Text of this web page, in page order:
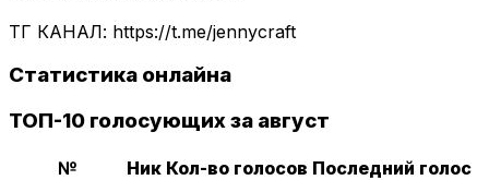
ТГ КАНАЛ: https://t.me/jennycraft
Статистика онлайна
ТОП-10 голосующих за август
№ Ник Кол-во голосов Последний голос